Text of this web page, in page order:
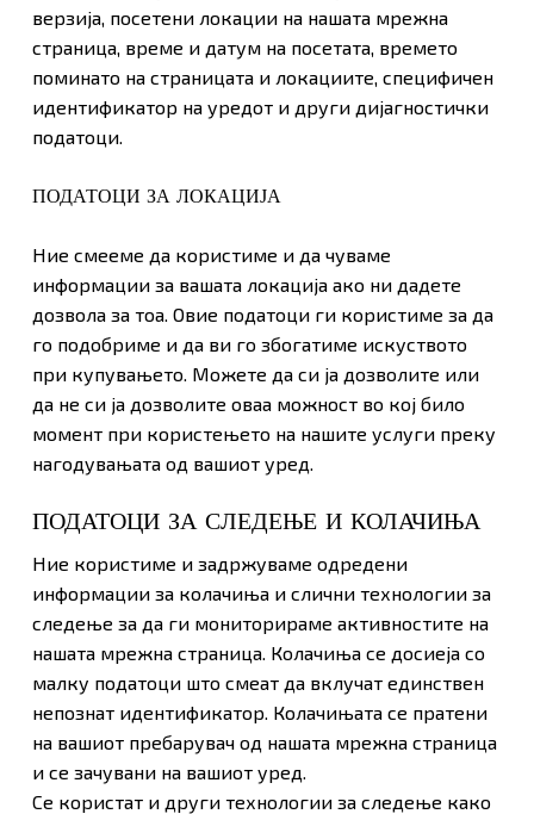
верзија, посетени локации на нашата мрежна
страница, време и датум на посетата, времето
поминато на страницата и локациите, специфичен
идентификатор на уредот и други дијагностички
податоци.
ПОДАТОЦИ ЗА ЛОКАЦИЈА
Ние смееме да користиме и да чуваме
информации за вашата локација ако ни дадете
дозвола за тоа. Овие податоци ги користиме за да
го подобриме и да ви го збогатиме искуството
при купувањето. Можете да си ја дозволите или
да не си ја дозволите оваа можност во кој било
момент при користењето на нашите услуги преку
нагодувањата од вашиот уред.
ПОДАТОЦИ ЗА СЛЕДЕЊЕ И КОЛАЧИЊА
Ние користиме и задржуваме одредени
информации за колачиња и слични технологии за
следење за да ги мониторираме активностите на
нашата мрежна страница. Колачиња се досиеја со
малку податоци што смеат да вклучат единствен
непознат идентификатор. Колачињата се пратени
на вашиот пребарувач од нашата мрежна страница
и се зачувани на вашиот уред.
Се користат и други технологии за следење како